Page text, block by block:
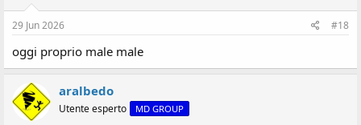
29 Jun 2026 #18
oggi proprio male male
aralbedo
Utente esperto MD GROUP